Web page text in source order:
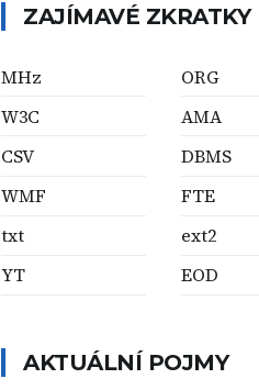
ZAJÍMAVÉ ZKRATKY
MHz
W3C
CSV
WMF
txt
YT
ORG
AMA
DBMS
FTE
ext2
EOD
AKTUÁLNÍ POJMY